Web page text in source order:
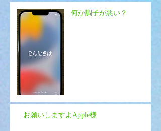
何か調子が悪い？
お願いしますよApple様